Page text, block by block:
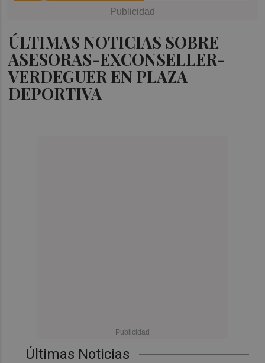
ÚLTIMAS NOTICIAS SOBRE
ASESORAS-EXCONSELLER-
VERDEGUER EN PLAZA
DEPORTIVA
Últimas Noticias